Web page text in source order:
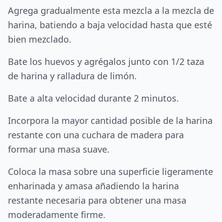
Agrega gradualmente esta mezcla a la mezcla de
harina, batiendo a baja velocidad hasta que esté
bien mezclado.
Bate los huevos y agrégalos junto con 1/2 taza
de harina y ralladura de limón.
Bate a alta velocidad durante 2 minutos.
Incorpora la mayor cantidad posible de la harina
restante con una cuchara de madera para
formar una masa suave.
Coloca la masa sobre una superficie ligeramente
enharinada y amasa añadiendo la harina
restante necesaria para obtener una masa
moderadamente firme.